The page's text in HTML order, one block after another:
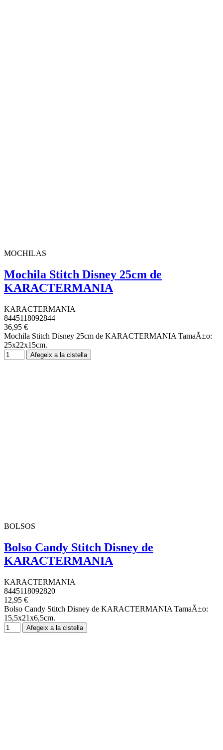
MOCHILAS
Mochila Stitch Disney 25cm de
KARACTERMANIA
KARACTERMANIA
8445118092844
36,95 €
Mochila Stitch Disney 25cm de KARACTERMANIA TamaÃ±o:
25x22x15cm.
Afegeix a la cistella
BOLSOS
Bolso Candy Stitch Disney de
KARACTERMANIA
KARACTERMANIA
8445118092820
12,95 €
Bolso Candy Stitch Disney de KARACTERMANIA TamaÃ±o:
15,5x21x6,5cm.
Afegeix a la cistella